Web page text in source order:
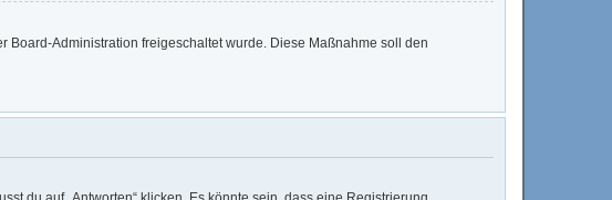
Administration freigeschaltet wurde. Diese Maßnahme soll den